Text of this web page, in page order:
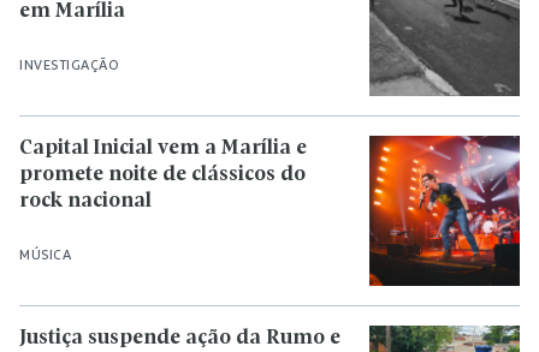
INVESTIGAÇÃO
em Marília
MÚSICA
Capital Inicial vem a Marília e
promete noite de clássicos do
rock nacional
Justiça suspende ação da Rumo e